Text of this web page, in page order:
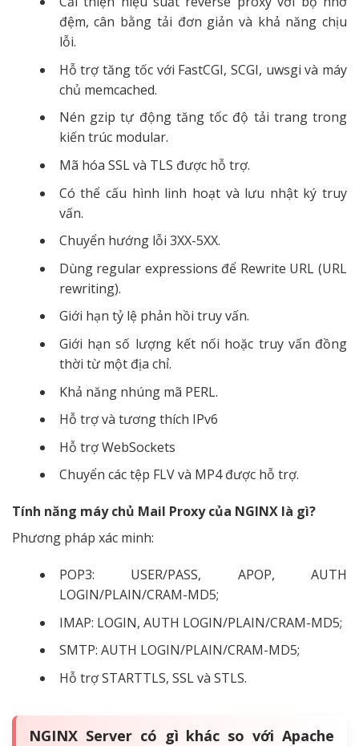
đệm, cân bằng tải đơn giản và khả năng chịu
lỗi.
Hỗ trợ tăng tốc với FastCGI, SCGI, uwsgi và máy
chủ memcached.
Nén gzip tự động tăng tốc độ tải trang trong
kiến trúc modular.
Mã hóa SSL và TLS được hỗ trợ.
Có thể cấu hình linh hoạt và lưu nhật ký truy
vấn.
Chuyển hướng lỗi 3XX-5XX.
Dùng regular expressions để Rewrite URL (URL
rewriting).
Giới hạn tỷ lệ phản hồi truy vấn.
Giới hạn số lượng kết nối hoặc truy vấn đồng
thời từ một địa chỉ.
Khả năng nhúng mã PERL.
Hỗ trợ và tương thích IPv6
Hỗ trợ WebSockets
Chuyển các tệp FLV và MP4 được hỗ trợ.
Tính năng máy chủ Mail Proxy của NGINX là gì?
Phương pháp xác minh:
POP3: USER/PASS, APOP, AUTH
LOGIN/PLAIN/CRAM-MD5;
IMAP: LOGIN, AUTH LOGIN/PLAIN/CRAM-MD5;
SMTP: AUTH LOGIN/PLAIN/CRAM-MD5;
Hỗ trợ STARTTLS, SSL và STLS.
NGINX Server có gì khác so với Apache